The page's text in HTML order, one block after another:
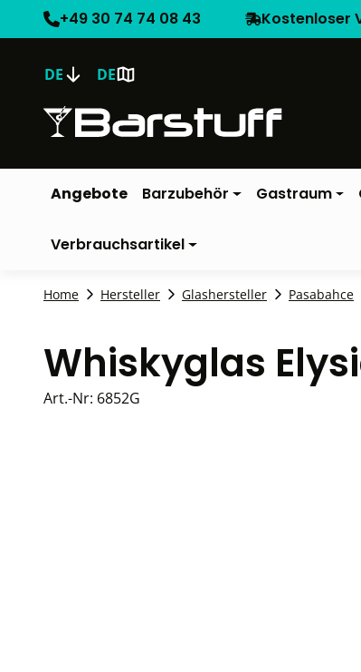
+49 30 74 74 08 43 Kostenloser
DE DE
Angebote Barzubehör Gastraum
Verbrauchsartikel
Home Hersteller Glashersteller Pasabahce
Whiskyglas
Art.-Nr: 6852G